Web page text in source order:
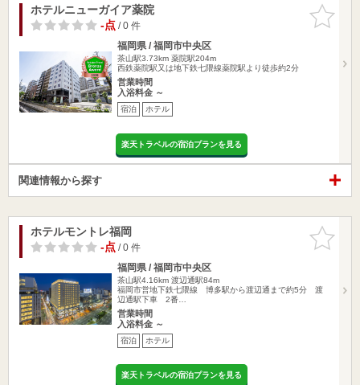
お気に入
りに追加
ホテルニューガイア薬院
-点/ 0 件
福岡県 / 福岡市中央区
茶山駅3.73km 薬院駅204m
西鉄薬院駅又は地下鉄七隈線薬院駅より徒歩約2分
営業時間
入浴料金 ～
宿泊 ホテル
楽天トラベルの宿泊プランを見る
関連情報から探す
お気に入
りに追加
ホテルモントレ福岡
-点/ 0 件
福岡県 / 福岡市中央区
茶山駅4.16km 渡辺通駅84m
福岡市営地下鉄七隈線 博多駅から渡辺通まで約5分 渡
辺通駅下車 2番…
営業時間
入浴料金 ～
宿泊 ホテル
楽天トラベルの宿泊プランを見る